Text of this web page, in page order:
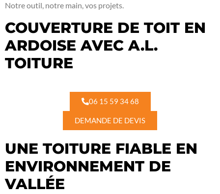
Notre outil, notre main, vos projets.
COUVERTURE DE TOIT EN
ARDOISE AVEC A.L.
TOITURE
06 15 59 34 68
DEMANDE DE DEVIS
UNE TOITURE FIABLE EN
ENVIRONNEMENT DE
VALLÉE